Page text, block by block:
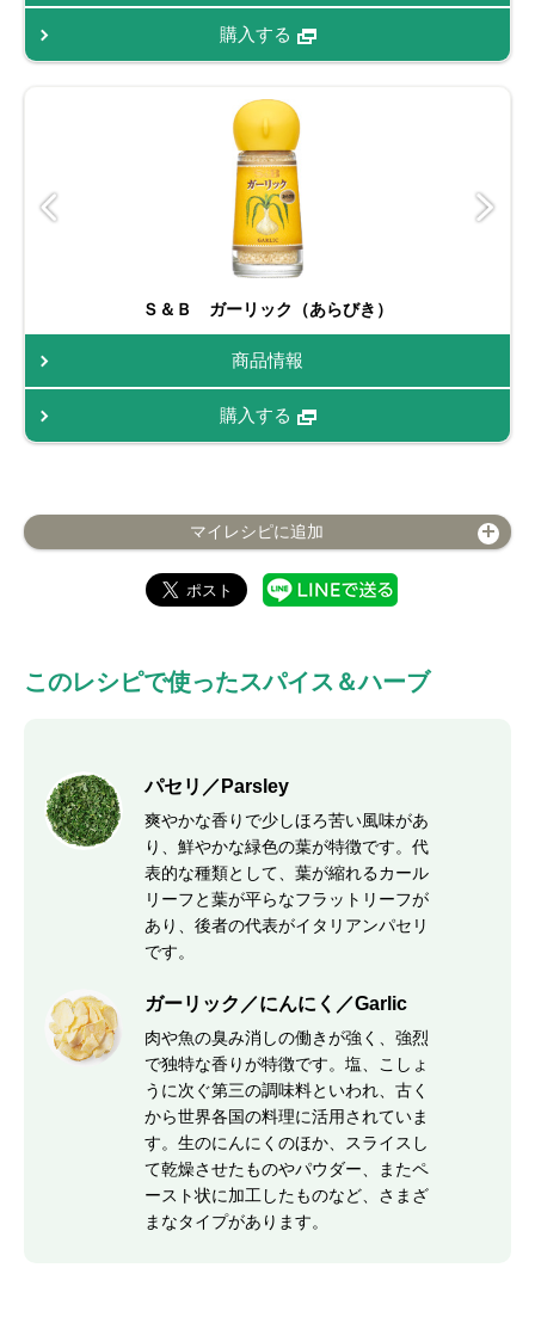
購入する
Ｓ＆Ｂ ガーリック（あらびき）
商品情報
購入する
マイレシピに追加
このレシピで使ったスパイス＆ハーブ
パセリ／Parsley
爽やかな香りで少しほろ苦い風味があ
り、鮮やかな緑色の葉が特徴です。代
表的な種類として、葉が縮れるカール
リーフと葉が平らなフラットリーフが
あり、後者の代表がイタリアンパセリ
です。
ガーリック／にんにく／Garlic
肉や魚の臭み消しの働きが強く、強烈
で独特な香りが特徴です。塩、こしょ
うに次ぐ第三の調味料といわれ、古く
から世界各国の料理に活用されていま
す。生のにんにくのほか、スライスし
て乾燥させたものやパウダー、またペ
ースト状に加工したものなど、さまざ
まなタイプがあります。